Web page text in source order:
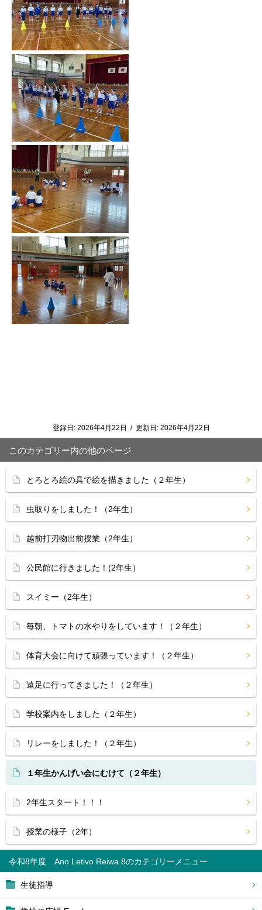
令和8年度 Ano Letivo Reiwa 8
生徒指導
登録日: 2026年4月22日 / 更新日: 2026年4月22日
このカテゴリー内の他のページ
とろとろ絵の具で絵を描きました（２年生）
虫取りをしました！（2年生）
越前打刃物出前授業（2年生）
公民館に行きました！(2年生）
スイミー（2年生）
毎朝、トマトの水やりをしています！（２年生）
体育大会に向けて頑張っています！（２年生）
遠足に行ってきました！（２年生）
学校案内をしました（２年生）
リレーをしました！（２年生）
１年生かんげい会にむけて（２年生）
2年生スタート！！！
授業の様子（2年）